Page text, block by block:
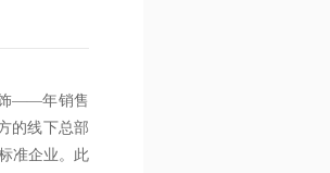
饰——年销售
的线下总部
准企业。此